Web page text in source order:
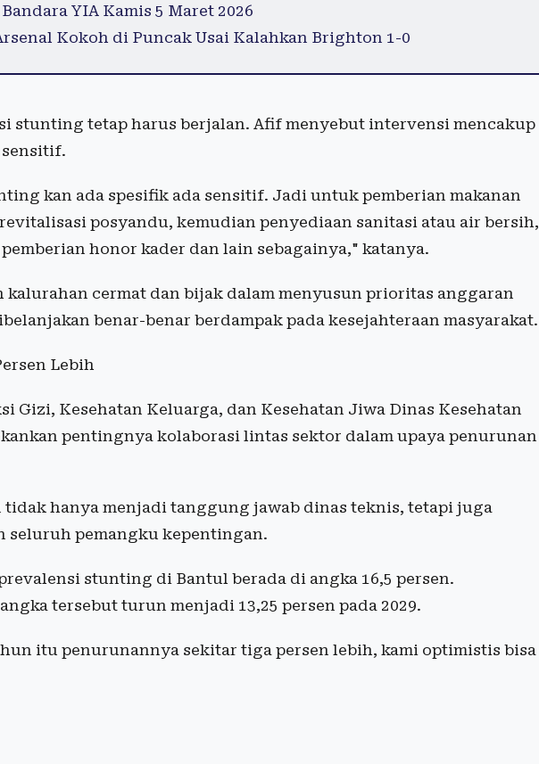
YIA Kamis 5 Maret 2026
Kokoh di Puncak Usai Kalahkan Brighton 1-0
stunting tetap harus berjalan. Afif menyebut intervensi mencakup
sensitif.
kan ada spesifik ada sensitif. Jadi untuk pemberian makanan
posyandu, kemudian penyediaan sanitasi atau air bersih,
honor kader dan lain sebagainya," katanya.
kalurahan cermat dan bijak dalam menyusun prioritas anggaran
benar-benar berdampak pada kesejahteraan masyarakat.
Lebih
Gizi, Kesehatan Keluarga, dan Kesehatan Jiwa Dinas Kesehatan
pentingnya kolaborasi lintas sektor dalam upaya penurunan
hanya menjadi tanggung jawab dinas teknis, tetapi juga
seluruh pemangku kepentingan.
stunting di Bantul berada di angka 16,5 persen.
tersebut turun menjadi 13,25 persen pada 2029.
itu penurunannya sekitar tiga persen lebih, kami optimistis bisa